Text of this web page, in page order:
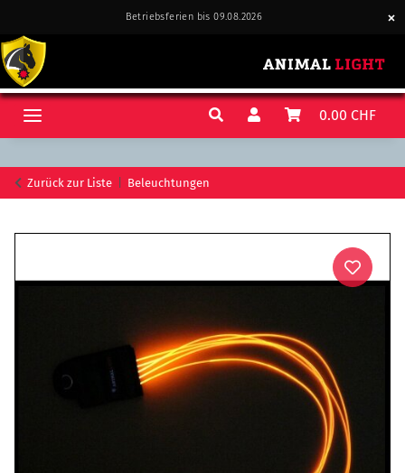
Betriebsferien bis 09.08.2026
0.00 CHF
Zurück zur Liste Beleuchtungen